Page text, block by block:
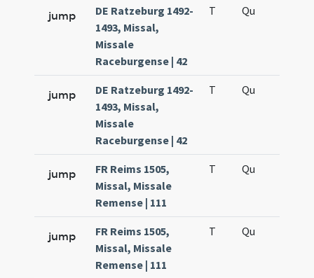
jump
DE Ratzeburg 1492-
1493, Missal,
Missale
Raceburgense | 42
T Qu
jump
DE Ratzeburg 1492-
1493, Missal,
Missale
Raceburgense | 42
T Qu
jump
FR Reims 1505,
Missal, Missale
Remense | 111
T Qu
jump
FR Reims 1505,
Missal, Missale
Remense | 111
T Qu